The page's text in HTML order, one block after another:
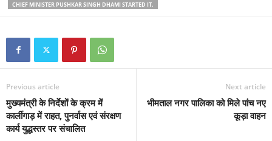
CHIEF MINISTER PUSHKAR SINGH DHAMI STARTED IT.
Previous article
मुख्यमंत्री के निर्देशों के क्रम में
कार्लीगाड़ में राहत, पुनर्वास एवं संरक्षण
कार्य युद्धस्तर पर संचालित
Next article
भीमताल नगर पालिका को मिले पांच नए
कूड़ा वाहन